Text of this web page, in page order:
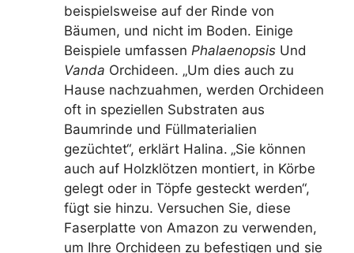
beispielsweise auf der Rinde von
Bäumen, und nicht im Boden. Einige
Beispiele umfassen Phalaenopsis Und
Vanda Orchideen. „Um dies auch zu
Hause nachzuahmen, werden Orchideen
oft in speziellen Substraten aus
Baumrinde und Füllmaterialien
gezüchtet“, erklärt Halina. „Sie können
auch auf Holzklötzen montiert, in Körbe
gelegt oder in Töpfe gesteckt werden“,
fügt sie hinzu. Versuchen Sie, diese
Faserplatte von Amazon zu verwenden,
um Ihre Orchideen zu befestigen und sie